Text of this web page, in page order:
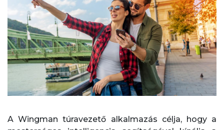
A Wingman túravezető alkalmazás célja, hogy a